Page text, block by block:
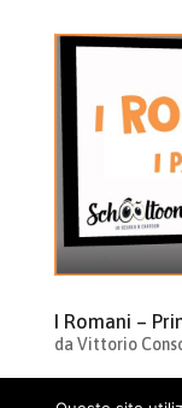
I Romani –
da Vittorio